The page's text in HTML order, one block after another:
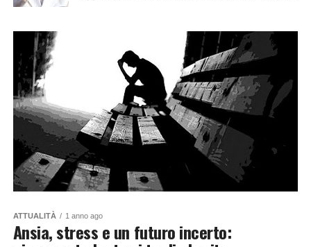
ATTUALITÀ 1 anno ago
Ansia, stress e un futuro incerto: